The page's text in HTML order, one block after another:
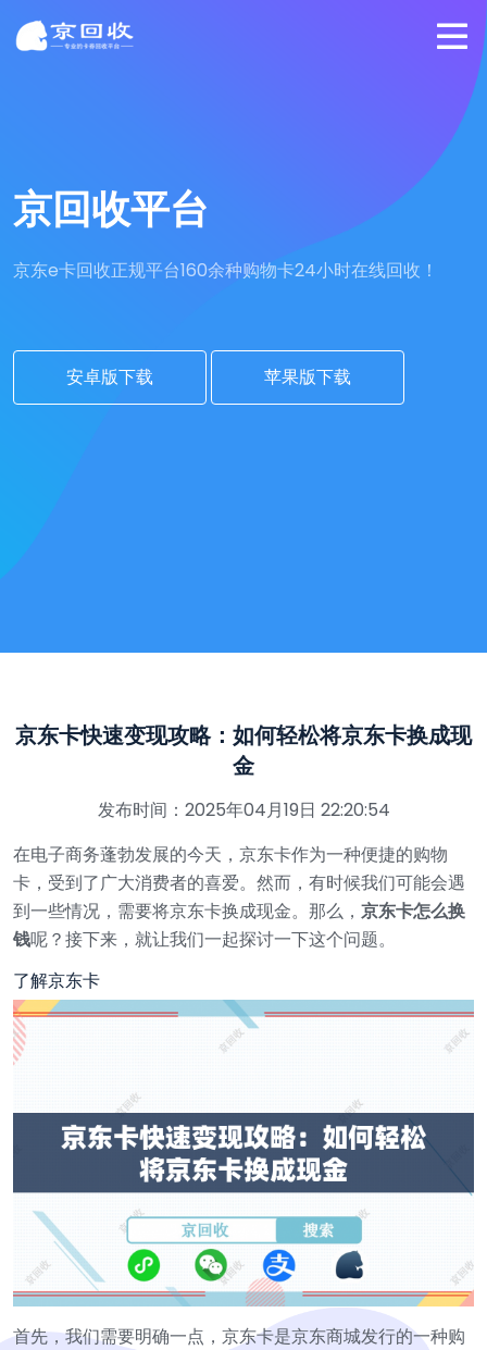
京回收平台
京东e卡回收正规平台160余种购物卡24小时在线回收！
安卓版下载 苹果版下载
京东卡快速变现攻略：如何轻松将京东卡换成现
金
发布时间：2025年04月19日 22:20:54
在电子商务蓬勃发展的今天，京东卡作为一种便捷的购物
卡，受到了广大消费者的喜爱。然而，有时候我们可能会遇
到一些情况，需要将京东卡换成现金。那么， 京东卡怎么换
钱呢？接下来，就让我们一起探讨一下这个问题。
了解京东卡
首先，我们需要明确一点，京东卡是京东商城发行的一种购